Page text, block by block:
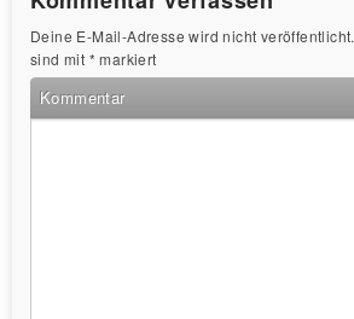
Deine E-Mail-Adresse wird nicht veröffentlicht.
sind mit * markiert
Kommentar